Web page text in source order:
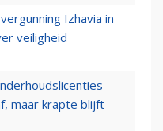
Izhavia in
veiligheid
maar krapte blijft